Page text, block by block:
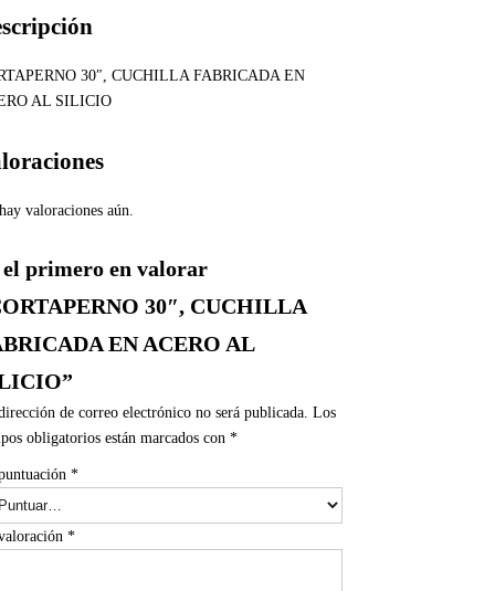
30″, CUCHILLA FABRICADA EN
AL SILICIO
valoraciones aún.
el primero en valorar
30″, CUCHILLA
EN ACERO AL
de correo electrónico no será publicada. Los
obligatorios están marcados con *
*
*